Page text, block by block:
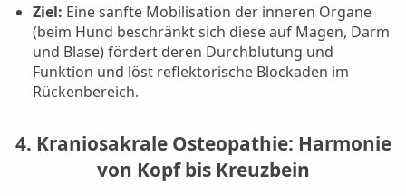
Ziel: Eine sanfte Mobilisation der inneren Organe
(beim Hund beschränkt sich diese auf Magen, Darm
und Blase) fördert deren Durchblutung und
Funktion und löst reflektorische Blockaden im
Rückenbereich.
4. Kraniosakrale Osteopathie: Harmonie
von Kopf bis Kreuzbein